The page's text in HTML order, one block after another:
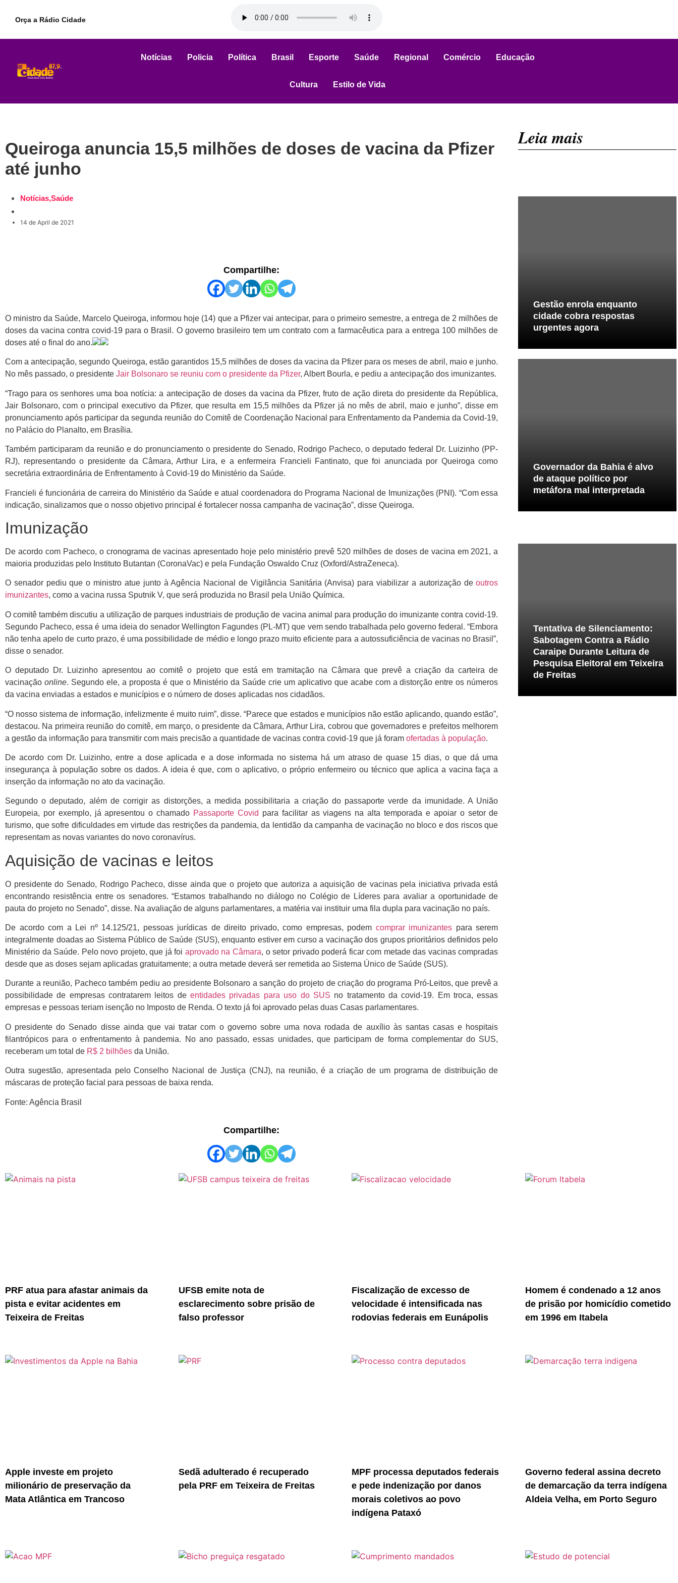
Orça a Rádio Cidade
Notícias Policia Política Brasil Esporte Saúde Regional Comércio Educação
Cultura Estilo de Vida
Queiroga anuncia 15,5 milhões de doses de vacina da Pfizer
até junho
Notícias,Saúde
14 de April de 2021
Compartilhe:
O ministro da Saúde, Marcelo Queiroga, informou hoje (14) que a Pfizer vai antecipar, para o primeiro semestre, a entrega de 2 milhões de
doses da vacina contra covid-19 para o Brasil. O governo brasileiro tem um contrato com a farmacêutica para a entrega 100 milhões de
doses até o final do ano.
Com a antecipação, segundo Queiroga, estão garantidos 15,5 milhões de doses da vacina da Pfizer para os meses de abril, maio e junho.
No mês passado, o presidente Jair Bolsonaro se reuniu com o presidente da Pfizer, Albert Bourla, e pediu a antecipação dos imunizantes.
“Trago para os senhores uma boa notícia: a antecipação de doses da vacina da Pfizer, fruto de ação direta do presidente da República,
Jair Bolsonaro, com o principal executivo da Pfizer, que resulta em 15,5 milhões da Pfizer já no mês de abril, maio e junho”, disse em
pronunciamento após participar da segunda reunião do Comitê de Coordenação Nacional para Enfrentamento da Pandemia da Covid-19,
no Palácio do Planalto, em Brasília.
Também participaram da reunião e do pronunciamento o presidente do Senado, Rodrigo Pacheco, o deputado federal Dr. Luizinho (PP-
RJ), representando o presidente da Câmara, Arthur Lira, e a enfermeira Francieli Fantinato, que foi anunciada por Queiroga como
secretária extraordinária de Enfrentamento à Covid-19 do Ministério da Saúde.
Francieli é funcionária de carreira do Ministério da Saúde e atual coordenadora do Programa Nacional de Imunizações (PNI). “Com essa
indicação, sinalizamos que o nosso objetivo principal é fortalecer nossa campanha de vacinação”, disse Queiroga.
Imunização
De acordo com Pacheco, o cronograma de vacinas apresentado hoje pelo ministério prevê 520 milhões de doses de vacina em 2021, a
maioria produzidas pelo Instituto Butantan (CoronaVac) e pela Fundação Oswaldo Cruz (Oxford/AstraZeneca).
O senador pediu que o ministro atue junto à Agência Nacional de Vigilância Sanitária (Anvisa) para viabilizar a autorização deoutros
imunizantes, como a vacina russa Sputnik V, que será produzida no Brasil pela União Química.
O comitê também discutiu a utilização de parques industriais de produção de vacina animal para produção do imunizante contra covid-19.
Segundo Pacheco, essa é uma ideia do senador Wellington Fagundes (PL-MT) que vem sendo trabalhada pelo governo federal. “Embora
não tenha apelo de curto prazo, é uma possibilidade de médio e longo prazo muito eficiente para a autossuficiência de vacinas no Brasil”,
disse o senador.
O deputado Dr. Luizinho apresentou ao comitê o projeto que está em tramitação na Câmara que prevê a criação da carteira de
vacinação online. Segundo ele, a proposta é que o Ministério da Saúde crie um aplicativo que acabe com a distorção entre os números
da vacina enviadas a estados e municípios e o número de doses aplicadas nos cidadãos.
“O nosso sistema de informação, infelizmente é muito ruim”, disse. “Parece que estados e municípios não estão aplicando, quando estão”,
destacou. Na primeira reunião do comitê, em março, o presidente da Câmara, Arthur Lira, cobrou que governadores e prefeitos melhorem
a gestão da informação para transmitir com mais precisão a quantidade de vacinas contra covid-19 que já foram ofertadas à população.
De acordo com Dr. Luizinho, entre a dose aplicada e a dose informada no sistema há um atraso de quase 15 dias, o que dá uma
insegurança à população sobre os dados. A ideia é que, com o aplicativo, o próprio enfermeiro ou técnico que aplica a vacina faça a
inserção da informação no ato da vacinação.
Segundo o deputado, além de corrigir as distorções, a medida possibilitaria a criação do passaporte verde da imunidade. A União
Europeia, por exemplo, já apresentou o chamado Passaporte Covid para facilitar as viagens na alta temporada e apoiar o setor de
turismo, que sofre dificuldades em virtude das restrições da pandemia, da lentidão da campanha de vacinação no bloco e dos riscos que
representam as novas variantes do novo coronavírus.
Aquisição de vacinas e leitos
O presidente do Senado, Rodrigo Pacheco, disse ainda que o projeto que autoriza a aquisição de vacinas pela iniciativa privada está
encontrando resistência entre os senadores. “Estamos trabalhando no diálogo no Colégio de Líderes para avaliar a oportunidade de
pauta do projeto no Senado”, disse. Na avaliação de alguns parlamentares, a matéria vai instituir uma fila dupla para vacinação no país.
De acordo com a Lei nº 14.125/21, pessoas jurídicas de direito privado, como empresas, podem comprar imunizantes para serem
integralmente doadas ao Sistema Público de Saúde (SUS), enquanto estiver em curso a vacinação dos grupos prioritários definidos pelo
Ministério da Saúde. Pelo novo projeto, que já foi aprovado na Câmara, o setor privado poderá ficar com metade das vacinas compradas
desde que as doses sejam aplicadas gratuitamente; a outra metade deverá ser remetida ao Sistema Único de Saúde (SUS).
Durante a reunião, Pacheco também pediu ao presidente Bolsonaro a sanção do projeto de criação do programa Pró-Leitos, que prevê a
possibilidade de empresas contratarem leitos deentidades privadas para uso do SUS no tratamento da covid-19. Em troca, essas
empresas e pessoas teriam isenção no Imposto de Renda. O texto já foi aprovado pelas duas Casas parlamentares.
O presidente do Senado disse ainda que vai tratar com o governo sobre uma nova rodada de auxílio às santas casas e hospitais
filantrópicos para o enfrentamento à pandemia. No ano passado, essas unidades, que participam de forma complementar do SUS,
receberam um total de R$ 2 bilhões da União.
Outra sugestão, apresentada pelo Conselho Nacional de Justiça (CNJ), na reunião, é a criação de um programa de distribuição de
máscaras de proteção facial para pessoas de baixa renda.
Fonte: Agência Brasil
Compartilhe:
Leia mais
Gestão enrola enquanto
cidade cobra respostas
urgentes agora
Governador da Bahia é alvo
de ataque político por
metáfora mal interpretada
Tentativa de Silenciamento:
Sabotagem Contra a Rádio
Caraipe Durante Leitura de
Pesquisa Eleitoral em Teixeira
de Freitas
PRF atua para afastar animais da
pista e evitar acidentes em
Teixeira de Freitas
UFSB emite nota de
esclarecimento sobre prisão de
falso professor
Fiscalização de excesso de
velocidade é intensificada nas
rodovias federais em Eunápolis
Homem é condenado a 12 anos
de prisão por homicídio cometido
em 1996 em Itabela
Apple investe em projeto
milionário de preservação da
Mata Atlântica em Trancoso
Sedã adulterado é recuperado
pela PRF em Teixeira de Freitas
MPF processa deputados federais
e pede indenização por danos
morais coletivos ao povo
indígena Pataxó
Governo federal assina decreto
de demarcação da terra indígena
Aldeia Velha, em Porto Seguro